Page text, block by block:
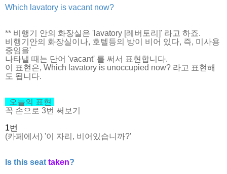
Which lavatory is vacant now?
** 비행기 안의 화장실은 'lavatory [레버토리]' 라고 하죠.
비행기안의 화장실이나, 호텔등의 방이 비어 있다, 즉, 미사용
중임을'
나타낼 때는 단어 'vacant' 를 써서 표현합니다.
이 표현은, Which lavatory is unoccupied now? 라고 표현해
도 됩니다.
오늘의 표현
꼭 손으로 3번 써보기
1번
(카페에서) '이 자리, 비어있습니까?'
Is this seat taken?